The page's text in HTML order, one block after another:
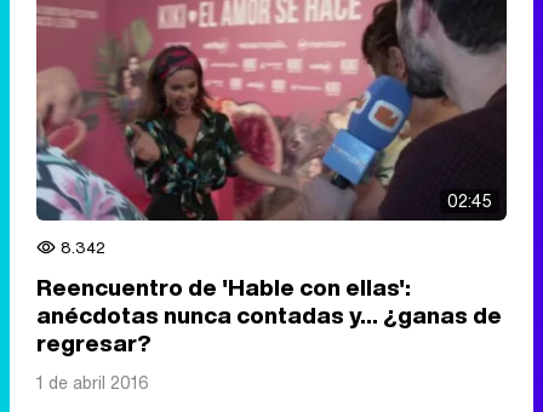
02:45
8.342
Reencuentro de 'Hable con ellas':
anécdotas nunca contadas y... ¿ganas de
regresar?
1 de abril 2016